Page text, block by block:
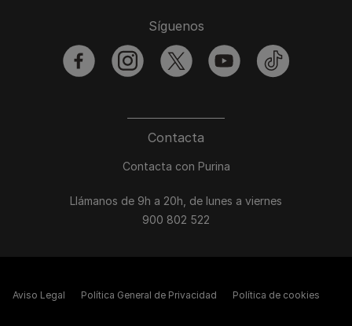
Contacta
Contacta con Purina
Llámanos de 9h a 20h, de lunes a viernes
900 802 522
Síguenos
facebookinstagramtwitter youtubetiktok
Aviso Legal Política General de Privacidad Política de cookies